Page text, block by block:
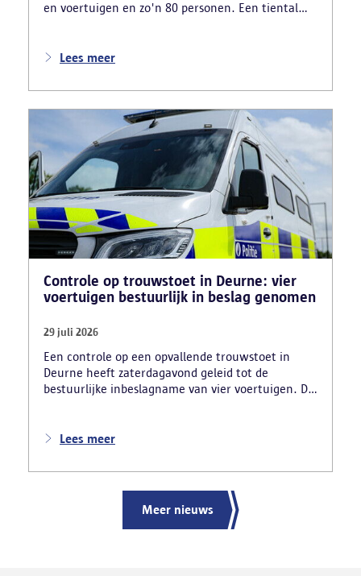
en voertuigen en zo'n 80 personen. Een tiental
beslag genomen. Daarnaast arresteerde de politie
motorblokken en inbrekersmateriaal gevonden.
Lees meer
Controle op trouwstoet in Deurne: vier
voertuigen bestuurlijk in beslag genomen
29 juli 2026
Een controle op een opvallende trouwstoet in
Deurne heeft zaterdagavond geleid tot de
bestuurlijke inbeslagname van vier voertuigen. De
nadat meerdere weggebruikers melding hadden
ernstige verkeershinder die dat als gevolg had.
Lees meer
Meer nieuws